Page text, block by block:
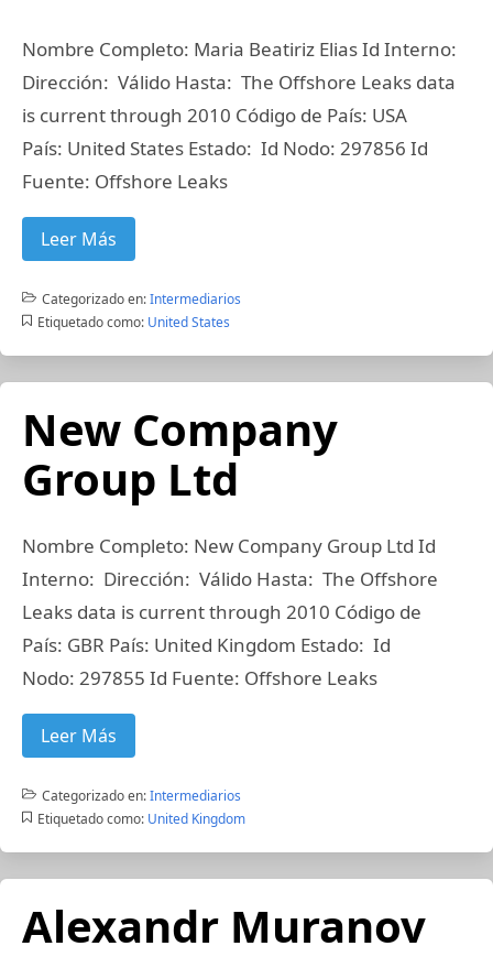
Nombre Completo: Maria Beatiriz Elias Id Interno:
Dirección: Válido Hasta: The Offshore Leaks data
is current through 2010 Código de País: USA
País: United States Estado: Id Nodo: 297856 Id
Fuente: Offshore Leaks
Leer Más
Categorizado en:Intermediarios
Etiquetado como: United States
New Company
Group Ltd
Nombre Completo: New Company Group Ltd Id
Interno: Dirección: Válido Hasta: The Offshore
Leaks data is current through 2010 Código de
País: GBR País: United Kingdom Estado: Id
Nodo: 297855 Id Fuente: Offshore Leaks
Leer Más
Categorizado en:Intermediarios
Etiquetado como: United Kingdom
Alexandr Muranov